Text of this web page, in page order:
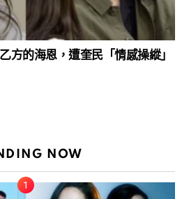
方的海恩，遭奎民「情感操縱」
NOW